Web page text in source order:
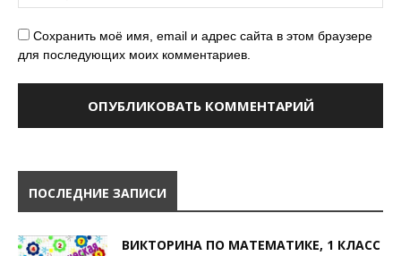
Сохранить моё имя, email и адрес сайта в этом браузере
для последующих моих комментариев.
ПОСЛЕДНИЕ ЗАПИСИ
ВИКТОРИНА ПО МАТЕМАТИКЕ, 1 КЛАСС